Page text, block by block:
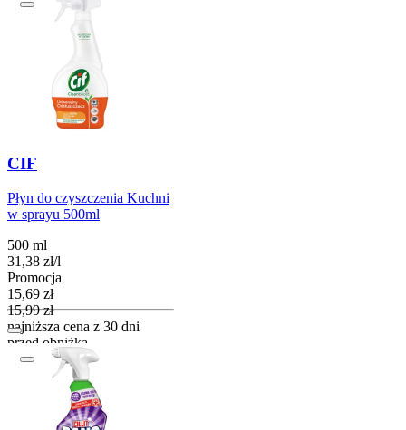
CIF
Płyn do czyszczenia Kuchni
w sprayu 500ml
500 ml
31,38 zł/l
Promocja
Cena promocyjna
15,69 zł
15,99 zł
najniższa cena z 30 dni
przed obniżką
Do koszyka